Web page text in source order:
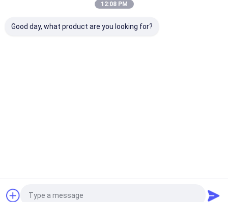
12:08 PM
Good day, what product are you looking for?